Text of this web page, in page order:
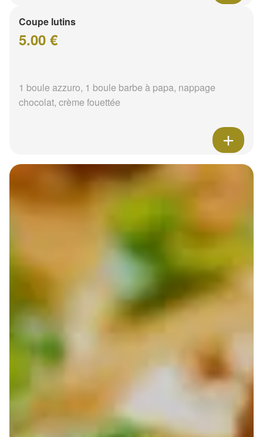
Coupe lutins
5.00 €
1 boule azzuro, 1 boule barbe à papa, nappage
chocolat, crème fouettée